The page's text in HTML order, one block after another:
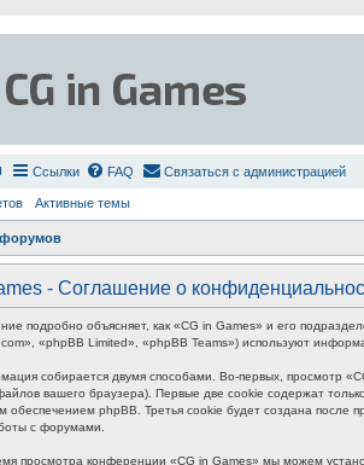
Ссылки FAQ Связаться с администрацией
Активные темы
- Соглашение о
подробно объясняет, как «CG in Games» и его
«phpBB Limited», «phpBB Teams») используют
собирается двумя способами. Во-первых, просмотр
вашего браузера). Первые две cookie содержат
обеспечением phpBB. Третья cookie будет создана после
с форумами.
просмотра конференции «CG in Games» мы можем